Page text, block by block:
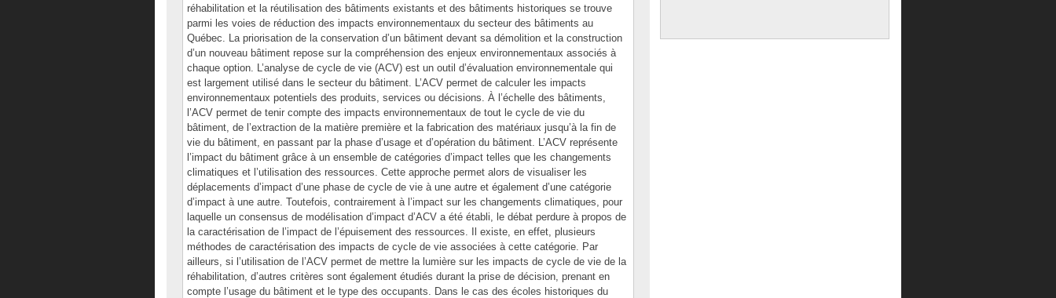
réhabilitation et la réutilisation des bâtiments existants et des bâtiments historiques se trouve
parmi les voies de réduction des impacts environnementaux du secteur des bâtiments au
Québec. La priorisation de la conservation d’un bâtiment devant sa démolition et la construction
d’un nouveau bâtiment repose sur la compréhension des enjeux environnementaux associés à
chaque option. L’analyse de cycle de vie (ACV) est un outil d’évaluation environnementale qui
est largement utilisé dans le secteur du bâtiment. L’ACV permet de calculer les impacts
environnementaux potentiels des produits, services ou décisions. À l’échelle des bâtiments,
l’ACV permet de tenir compte des impacts environnementaux de tout le cycle de vie du
bâtiment, de l’extraction de la matière première et la fabrication des matériaux jusqu’à la fin de
vie du bâtiment, en passant par la phase d’usage et d’opération du bâtiment. L’ACV représente
l’impact du bâtiment grâce à un ensemble de catégories d’impact telles que les changements
climatiques et l’utilisation des ressources. Cette approche permet alors de visualiser les
déplacements d’impact d’une phase de cycle de vie à une autre et également d’une catégorie
d’impact à une autre. Toutefois, contrairement à l’impact sur les changements climatiques, pour
laquelle un consensus de modélisation d’impact d’ACV a été établi, le débat perdure à propos de
la caractérisation de l’impact de l’épuisement des ressources. Il existe, en effet, plusieurs
méthodes de caractérisation des impacts de cycle de vie associées à cette catégorie. Par
ailleurs, si l’utilisation de l’ACV permet de mettre la lumière sur les impacts de cycle de vie de la
réhabilitation, d’autres critères sont également étudiés durant la prise de décision, prenant en
compte l’usage du bâtiment et le type des occupants. Dans le cas des écoles historiques du